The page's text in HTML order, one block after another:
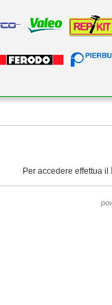
Per accedere effettua il